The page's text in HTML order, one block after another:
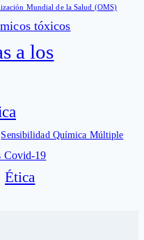
Mundial de la Salud (OMS)
tóxicos
a los
Sensibilidad Química Múltiple
Covid-19
Ética